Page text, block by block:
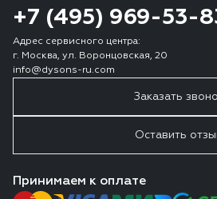
+7 (495) 969-53-
Адрес сервисного центра:
г. Москва, ул. Воронцовская, 20
info@dysons-ru.com
Заказать
Оставить
Принимаем к оплате